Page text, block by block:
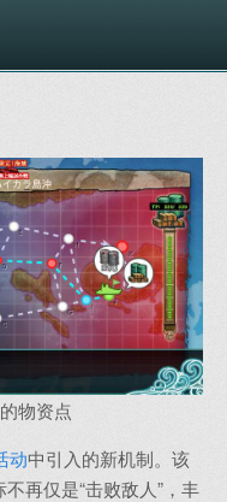
物资点
动中引入的新机制。该
再仅是“击败敌人”，丰